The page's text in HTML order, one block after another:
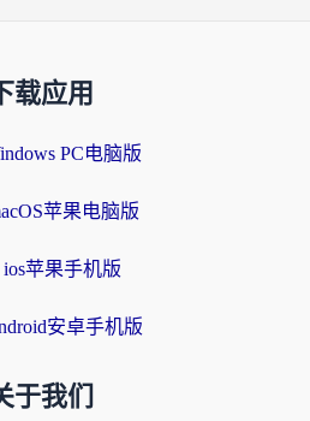
下载应用
PC电脑版
苹果电脑版
苹果手机版
安卓手机版
于我们